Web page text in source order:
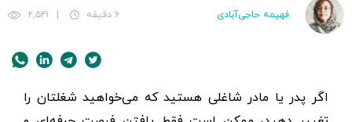
فهیمه حاجی‌آبادی ۶ دقیقه ۲,۵۴۱
اگر پدر یا مادر شاغلی هستید که می‌خواهید شغلتان را